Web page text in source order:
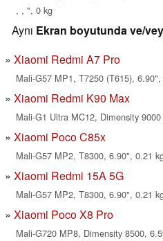
, , ", 0 kg
Aynı Ekran boyutunda ve/
Xiaomi Redmi A7 Pro
Mali-G57 MP1, T7250 (T615),
Xiaomi Redmi K90 Max
Mali-G1 Ultra MC12, Dimensity
Xiaomi Poco C85x
Mali-G57 MP2, T8300, 6.90", 0.21
Xiaomi Redmi 15A 5G
Mali-G57 MP2, T8300, 6.90", 0.21
Xiaomi Poco X8 Pro
Mali-G720 MP8, Dimensity 8500,